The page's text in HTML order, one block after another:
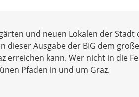
und neuen Lokalen der Stadt
dieser Ausgabe der BIG dem
erreichen kann. Wer nicht in die
Pfaden in und um Graz.